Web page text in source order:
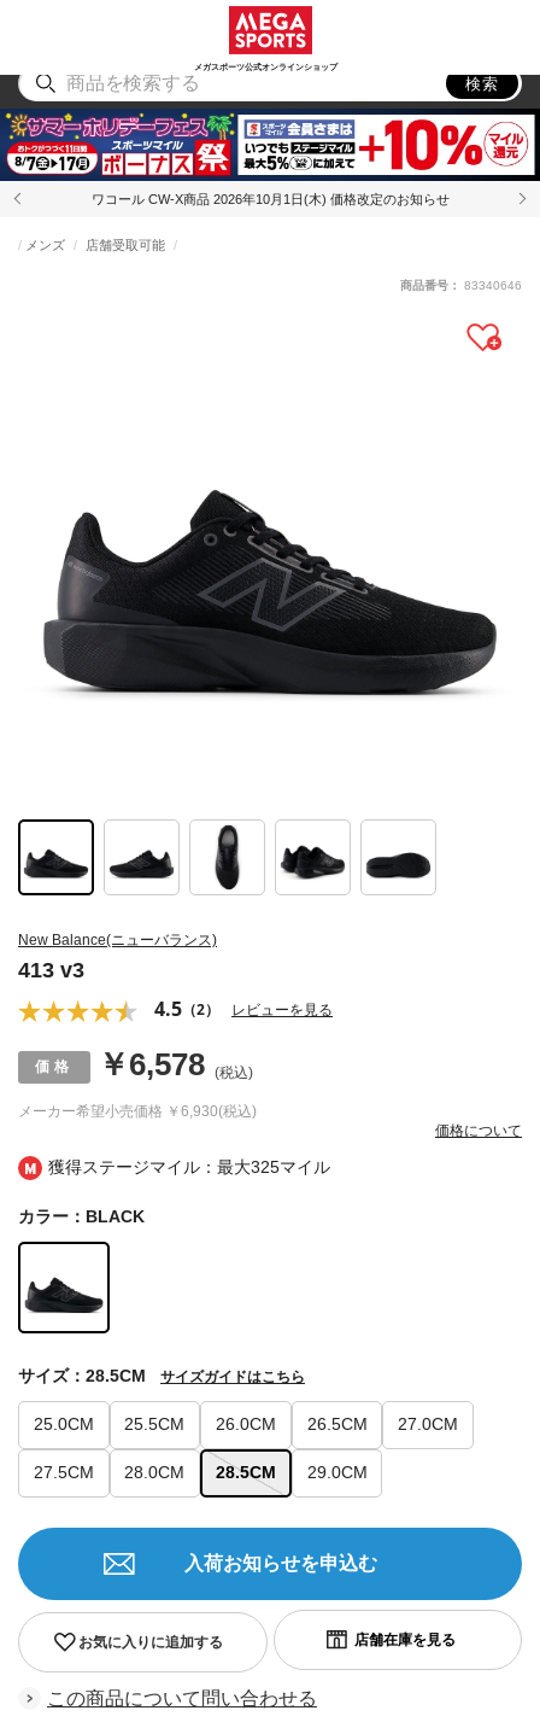
メガスポーツ公式オンラインショップ
アウトドア
検索
ワコール CW-X商品 2026年10月1日(木) 価格改定のお知らせ
獲得ステージマイル：最大325マイル
New Balance(ニューバランス)
413 v3
4.5 （2） レビューを見る
メンズ 店舗受取可能
メーカー希望小売価格 ￥6,930(税込)
￥6,578 (税込)
価格について
商品番号： 83340646
カラー：BLACK
25.0CM 25.5CM 26.0CM 26.5CM 27.0CM
27.5CM 28.0CM 28.5CM 29.0CM
サイズ：28.5CM サイズガイドはこちら
お気に入りに追加する
入荷お知らせを申込む
この商品について問い合わせる